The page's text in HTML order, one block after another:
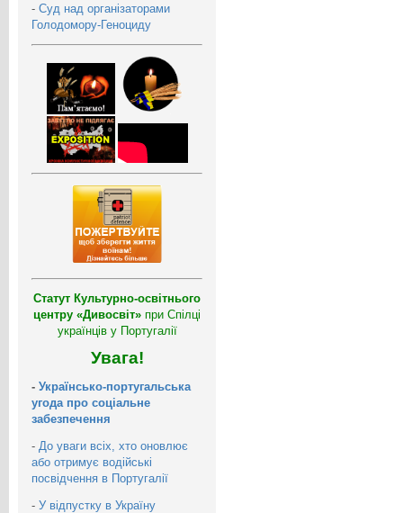
- Суд над організаторами
Голодомору-Геноциду
Статут Культурно-освітнього
центру «Дивосвіт» при Спілці
українців у Португалії
Увага!
- Українсько-португальська
угода про соціальне
забезпечення
- До уваги всіх, хто оновлює
або отримує водійські
посвідчення в Португалії
- У відпустку в Україну